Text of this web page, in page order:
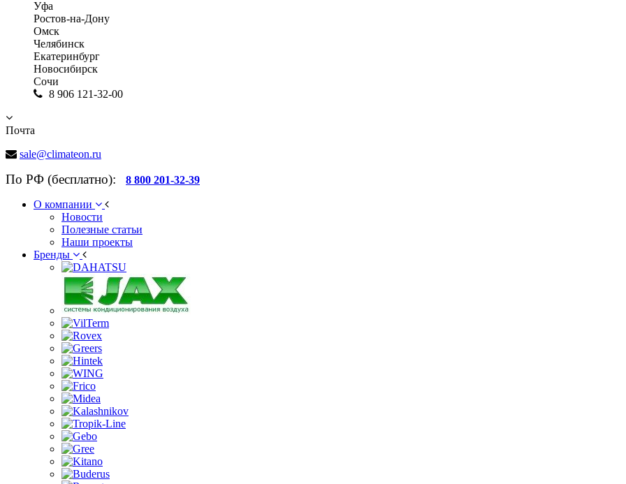
Уфа
Ростов-на-Дону
Омск
Челябинск
Екатеринбург
Новосибирск
Сочи
8 906 121-32-00
Почта
sale@climateon.ru
По РФ (бесплатно): 8 800 201-32-39
О компании
Новости
Полезные статьи
Наши проекты
Бренды